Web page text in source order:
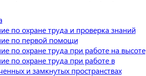
по охране труда и проверка знаний
по первой помощи
по охране труда при работе на высоте
по охране труда при работе в
и замкнутых пространствах